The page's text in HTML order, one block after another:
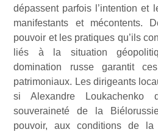
dépassent parfois l’intention et
manifestants et mécontents.
pouvoir et les pratiques qu’ils
liés à la situation
domination russe garantit
patrimoniaux. Les dirigeants
si Alexandre
souveraineté de la
pouvoir, aux conditions de